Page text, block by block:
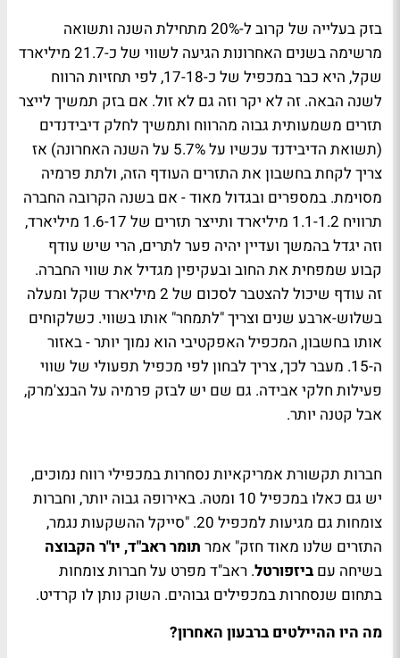
בזק בעלייה של קרוב ל-20% מתחילת השנה ותשואה
מרשימה בשנים האחרונות הגיעה לשווי של כ-21.7 מיליארד
שקל, היא כבר במכפיל של כ-17-18, לפי תחזיות הרווח
לשנה הבאה. זה לא יקר וזה גם לא זול. אם בזק תמשיך לייצר
תזרים משמעותית גבוה מהרווח ותמשיך לחלק דיבידנדים
(תשואת הדיבידנד עכשיו על 5.7% על השנה האחרונה) אז
צריך לקחת בחשבון את התזרים העודף הזה, ולתת פרמיה
מסוימת. במספרים ובגדול מאוד - אם בשנה הקרובה החברה
תרוויח 1.1-1.2 מיליארד ותייצר תזרים של 1.6-17 מיליארד,
וזה יגדל בהמשך ועדיין יהיה פער לתרים, הרי שיש עודף
קבוע שמפחית את החוב ובעקיפין מגדיל את שווי החברה.
זה עודף שיכול להצטבר לסכום של 2 מיליארד שקל ומעלה
בשלוש-ארבע שנים וצריך "לתמחר" אותו בשווי. כשלקוחים
אותו בחשבון, המכפיל האפקטיבי הוא נמוך יותר - באזור
ה-15. מעבר לכך, צריך לבחון לפי מכפיל תפעולי של שווי
פעילות חלקי אבידה. גם שם יש לבזק פרמיה על הבנצ'מרק,
אבל קטנה יותר.
חברות תקשורת אמריקאיות נסחרות במכפילי רווח נמוכים,
יש גם כאלו במכפיל 10 ומטה. באירופה גבוה יותר, וחברות
צומחות גם מגיעות למכפיל 20. "סייקל ההשקעות נגמר,
התזרים שלנו מאוד חזק" אמר תומר ראב"ד, יו"ר הקבוצה
בשיחה עם ביזפורטל. ראב"ד מפרט על חברות צומחות
בתחום שנסחרות במכפילים גבוהים. השוק נותן לו קרדיט.
מה היו ההיילטים ברבעון האחרון?